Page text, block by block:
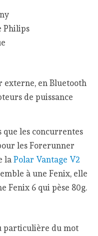
Philips
externe, en Bluetooth
de puissance
que les concurrentes
les Forerunner
laPolar Vantage V2
à une Fenix, elle
Fenix 6 qui pèse 80g.
particulière du mot